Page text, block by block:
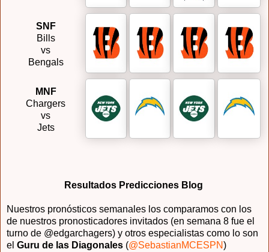
SNF
Bills
vs
Bengals
MNF
Chargers
vs
Jets
Resultados Predicciones Blog
Nuestros pronósticos semanales los comparamos con los
de nuestros pronosticadores invitados (en semana 8 fue el
turno de @edgarchagers) y otros especialistas como lo son
el Guru de las Diagonales (@SebastianMCESPN)